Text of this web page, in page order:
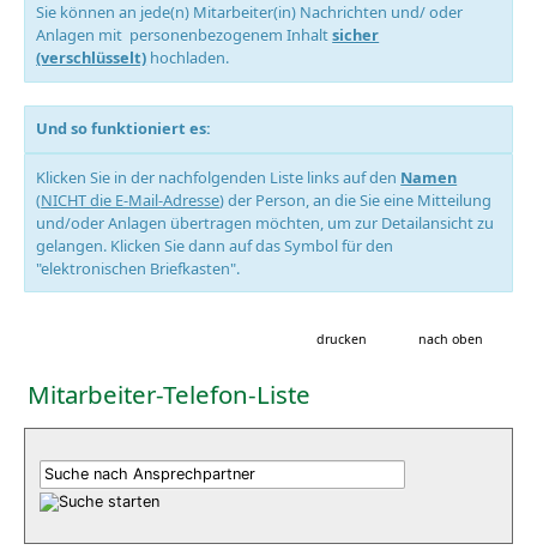
Sie können an jede(n) Mitarbeiter(in) Nachrichten und/ oder
Anlagen mit personenbezogenem Inhaltsicher
(verschlüsselt) hochladen.
Und so funktioniert es:
Klicken Sie in der nachfolgenden Liste links auf den Namen
(NICHT die E-Mail-Adresse) der Person, an die Sie eine Mitteilung
und/oder Anlagen übertragen möchten, um zur Detailansicht zu
gelangen. Klicken Sie dann auf das Symbol für den
"elektronischen Briefkasten".
drucken nach oben
Mitarbeiter-Telefon-Liste